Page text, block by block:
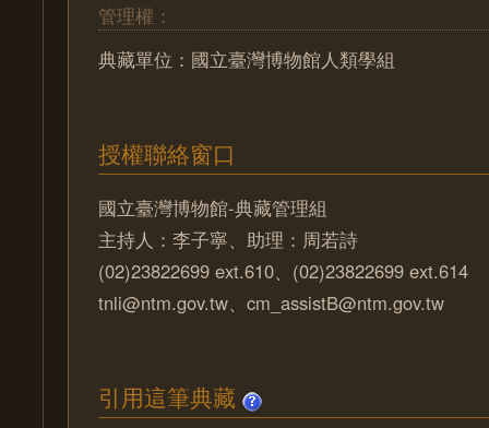
管理權：
典藏單位：國立臺灣博物館人類學組
授權聯絡窗口
國立臺灣博物館-典藏管理組
主持人：李子寧、助理：周若詩
(02)23822699 ext.610、(02)23822699 ext.614
tnli@ntm.gov.tw、cm_assistB@ntm.gov.tw
引用這筆典藏